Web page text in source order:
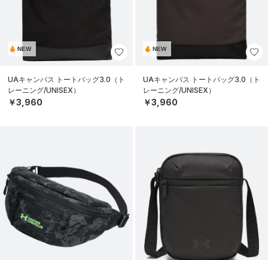
NEW
UAキャンバス トートバッグ3.0（ト
レーニング/UNISEX）
￥3,960
NEW
UAキャンバス トートバッグ3.0（ト
レーニング/UNISEX）
￥3,960